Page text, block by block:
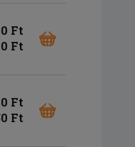
Ft
Ft
Ft
Ft